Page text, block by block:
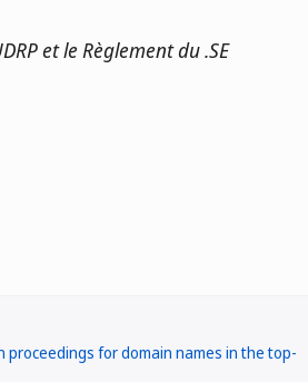
et le Règlement du .SE
désignations officielles (2019: 167); ou
le registre suédois en vertu du code
for domain names in the top-